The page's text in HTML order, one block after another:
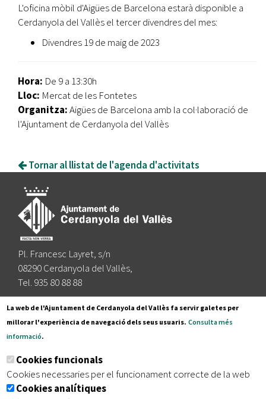
L'oficina mòbil d'Aigües de Barcelona estarà disponible a
Cerdanyola del Vallès el tercer divendres del mes:
Divendres 19 de maig de 2023
Hora: De 9 a 13:30h
Lloc: Mercat de les Fontetes
Organitza:Aigües de Barcelona amb la col·laboració de
l'Ajuntament de Cerdanyola del Vallès
Tornar al llistat de l'agenda d'activitats
Pl. Francesc Layret, s/n
08290 Cerdanyola del Vallès,
Tel. 935 80 88 88
Segueix-nos a:
Subscriu-te al nostre butlletí
Inici | Avís legal | Protecció de dades
La web de l'Ajuntament de Cerdanyola del Vallès fa servir galetes per
millorar l'experiència de navegació dels seus usuaris. Consulta més
informació.
Cookies funcionals
Cookies necessaries per el funcionament correcte de la web
Cookies analítiques